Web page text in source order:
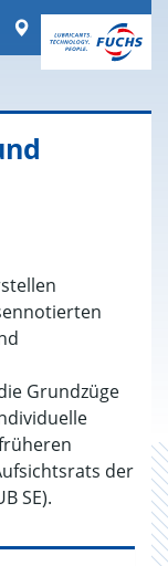
Worldwide
Grundzüge
der
SE).